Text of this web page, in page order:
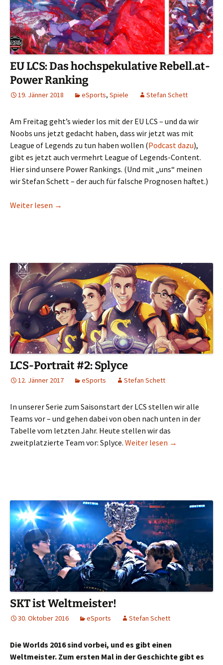
EU LCS: Das hochspekulative Rebell.at-
Power Ranking
19. Jänner 2018 eSports, Spiele Stefan Schett
Am Freitag geht’s wieder los mit der EU LCS – und da wir
Noobs uns jetzt gedacht haben, dass wir jetzt was mit
League of Legends zu tun haben wollen (Podcast dazu),
gibt es jetzt auch vermehrt League of Legends-Content.
Hier sind unsere Power Rankings. (Und mit „uns“ meinen
wir Stefan Schett – der auch für falsche Prognosen haftet.)
Weiter lesen EU LCS: Das hochspekulative Rebell.at-Power
→
LCS-Portrait #2: Splyce
12. Jänner 2017 eSports Stefan Schett
In unserer Serie zum Saisonstart der LCS stellen wir alle
Teams vor – und gehen dabei von oben nach unten in der
Tabelle vom letzten Jahr. Heute stellen wir das
zweitplatzierte Team vor: Splyce. Weiter lesen LCS-Portrait
→
SKT ist Weltmeister!
30. Oktober 2016 eSports Stefan Schett
Die Worlds 2016 sind vorbei, und es gibt einen
Weltmeister. Zum ersten Mal in der Geschichte gibt es